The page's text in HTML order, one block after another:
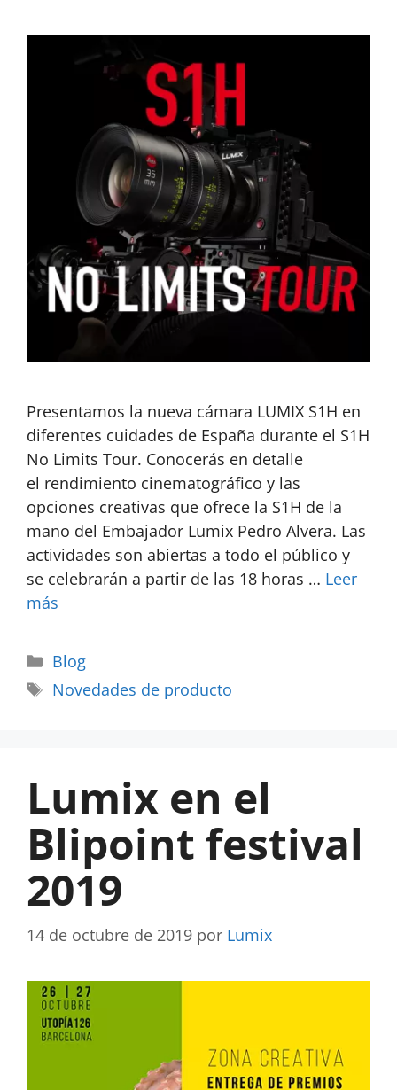
Presentamos la nueva cámara LUMIX S1H en
diferentes cuidades de España durante el S1H
No Limits Tour. Conocerás en detalle
el rendimiento cinematográfico y las
opciones creativas que ofrece la S1H de la
mano del Embajador Lumix Pedro Alvera. Las
actividades son abiertas a todo el público y
se celebrarán a partir de las 18 horas … Leer
más
Blog
Novedades de producto
Lumix en el
Blipoint festival
2019
14 de octubre de 2019 por Lumix